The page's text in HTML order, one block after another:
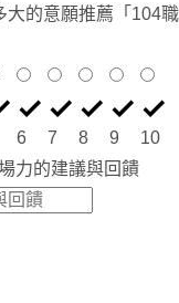
大的意願推薦「104
6 7 8 9
10
力的建議與回饋